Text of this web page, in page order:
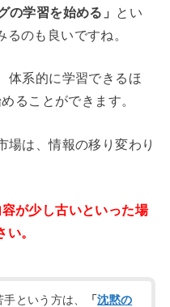
の学習を始める」
とい
のも良いですね。
体系的に学習できるほ
ることができます。
場は、情報の移り変わり
が少し古いといった場
。
という方は、 「沈黙の